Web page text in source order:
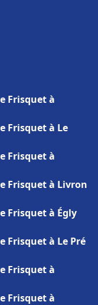
Frisquet à
Frisquet à Le
Frisquet à
Frisquet à Livron
Frisquet à Égly
Frisquet à Le Pré
Frisquet à
Frisquet à